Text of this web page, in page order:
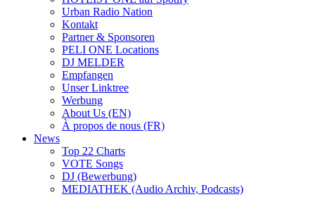
Urban Radio Nation
Kontakt
Partner & Sponsoren
PELI ONE Locations
DJ MELDER
Empfangen
Unser Linktree
Werbung
About Us (EN)
À propos de nous (FR)
News
Top 22 Charts
VOTE Songs
DJ (Bewerbung)
MEDIATHEK (Audio Archiv, Podcasts)